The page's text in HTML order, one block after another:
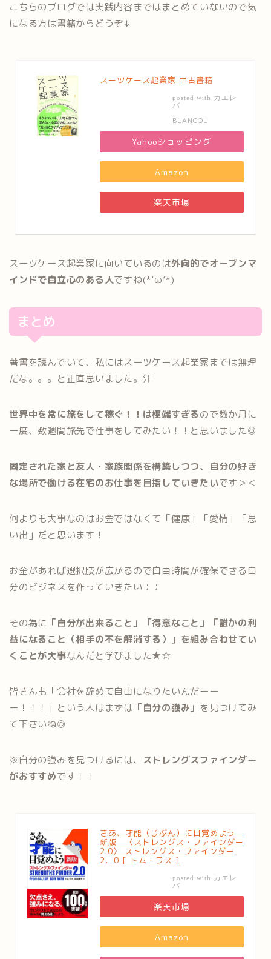
こちらのブログでは実践内容まではまとめていないので気
になる方は書籍からどうぞ↓
スーツケース起業家 中古書籍
posted with カエレ
バ
BLANCOL
Yahooショッピング
Amazon
楽天市場
スーツケース起業家に向いているのは外向的でオープンマ
インドで自立心のある人ですね(*’ω’*)
まとめ
著書を読んでいて、私にはスーツケース起業家までは無理
だな。。。と正直思いました。汗
世界中を常に旅をして稼ぐ！！は極端すぎるので数か月に
一度、数週間旅先で仕事をしてみたい！！と思いました◎
固定された家と友人・家族関係を構築しつつ、自分の好き
な場所で働ける在宅のお仕事を目指していきたいです＞＜
何よりも大事なのはお金ではなくて「健康」「愛情」「思
い出」だと思います！
お金があれば選択肢が広がるので自由時間が確保できる自
分のビジネスを作っていきたい；；
その為に 「自分が出来ること」「得意なこと」「誰かの利
益になること（相手の不を解消する）」を組み合わせてい
くことが大事なんだと学びました★☆
皆さんも「会社を辞めて自由になりたいんだーー
ー！！！」という人はまずは 「自分の強み」 を見つけてみ
て下さいね◎
※自分の強みを見つけるには、
ストレングスファインダー
がおすすめです！！
さあ、才能（じぶん）に目覚めよう
新版 〈ストレングス・ファインダー
2.0〉 ストレングス・ファインダー
2．0 [ トム・ラス ]
posted with カエレ
バ
楽天市場
Amazon